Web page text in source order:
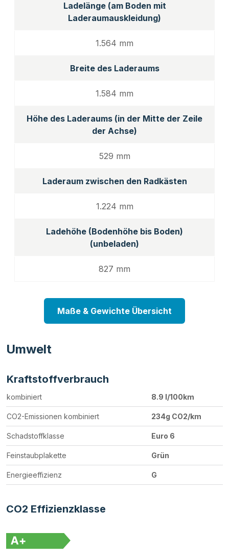
Ladelänge (am Boden mit
Laderaumauskleidung)
1.564 mm
Breite des Laderaums
1.584 mm
Höhe des Laderaums (in der Mitte der Zeile
der Achse)
529 mm
Laderaum zwischen den Radkästen
1.224 mm
Ladehöhe (Bodenhöhe bis Boden)
(unbeladen)
827 mm
Maße & Gewichte Übersicht
Umwelt
Kraftstoffverbrauch
kombiniert 8.9 l/100km
CO2-Emissionen kombiniert 234g CO2/km
Schadstoffklasse Euro 6
Feinstaubplakette Grün
Energieeffizienz G
CO2 Effizienzklasse